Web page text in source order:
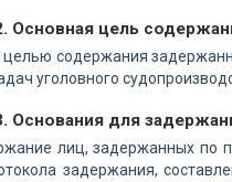
Основная цель
содержания
уголовного
Основания для
лиц, задержанных по
задержания,